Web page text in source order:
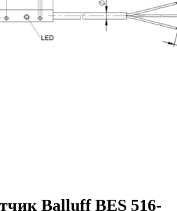
Balluff BES 516-